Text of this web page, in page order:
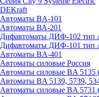
DEKraft
Автоматы BA-101
Автоматы ВА-201
Дифавтоматы ДИФ-102 тип
Дифавтоматы ДИФ-101 тип
Автоматы BA-401
Автоматы силовые Россия
Автоматы силовые BA 5135
Автоматы BA 5139, 5739,
Автоматы силовые BA 5731